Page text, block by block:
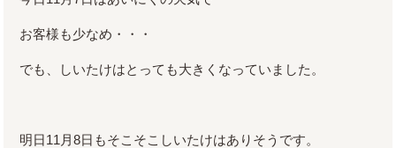
お客様も少なめ・・・
でも、しいたけはとっても大きくなっていました。
明日11月8日もそこそこしいたけはありそうです。